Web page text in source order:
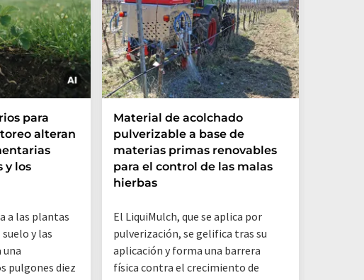
para
alteran
y los
a las plantas
y las
una
pulgones diez
Material de acolchado
pulverizable a base de
materias primas renovables
para el control de las malas
hierbas
El LiquiMulch, que se aplica por
pulverización, se gelifica tras su
aplicación y forma una barrera
física contra el crecimiento de